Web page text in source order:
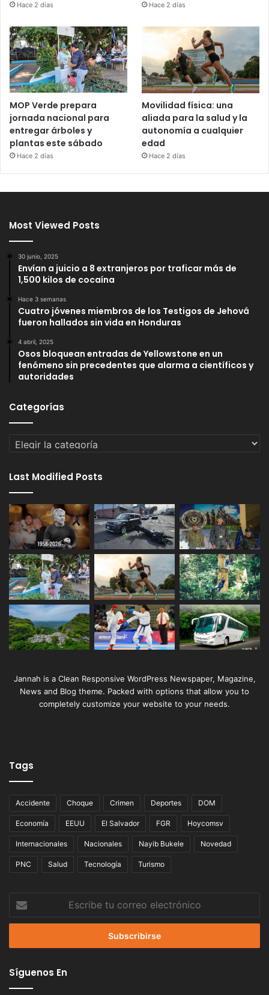
Hace 2 días Hace 2 días
MOP Verde prepara
jornada nacional para
entregar árboles y
plantas este sábado
Hace 2 días
Movilidad física: una
aliada para la salud y la
autonomía a cualquier
edad
Hace 2 días
Most Viewed Posts
30 junio, 2025
Envían a juicio a 8 extranjeros por traficar más de
1,500 kilos de cocaína
Hace 3 semanas
Cuatro jóvenes miembros de los Testigos de Jehová
fueron hallados sin vida en Honduras
4 abril, 2025
Osos bloquean entradas de Yellowstone en un
fenómeno sin precedentes que alarma a científicos y
autoridades
Categorías
Categorías
Last Modified Posts
Jannah is a Clean Responsive WordPress Newspaper, Magazine,
News and Blog theme. Packed with options that allow you to
completely customize your website to your needs.
Tags
Accidente Choque Crimen Deportes DOM
Economía EEUU El Salvador FGR Hoycomsv
Internacionales Nacionales Nayib Bukele Novedad
PNC Salud Tecnología Turismo
correo
Síguenos En